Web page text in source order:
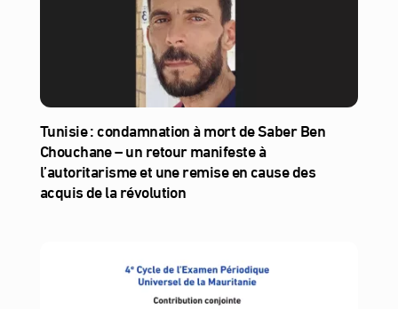
Tunisie : condamnation à mort de Saber Ben
Chouchane – un retour manifeste à
l’autoritarisme et une remise en cause des
acquis de la révolution